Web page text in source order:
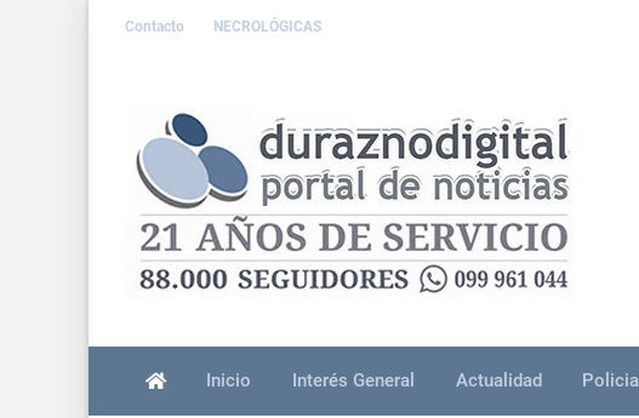
Contacto NECROLÓGICAS
Inicio Interés General Actualidad